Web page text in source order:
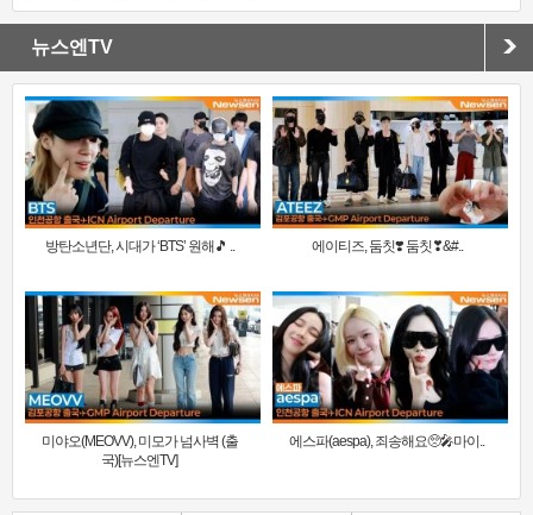
뉴스엔TV
방탄소년단, 시대가 ‘BTS’ 원해🎵 .. 에이티즈, 둠칫❣️ 둠칫❣&#..
미야오(MEOVV), 미모가 넘사벽 (출
국)[뉴스엔TV]
에스파(aespa), 죄송해요🥺🎤마이..